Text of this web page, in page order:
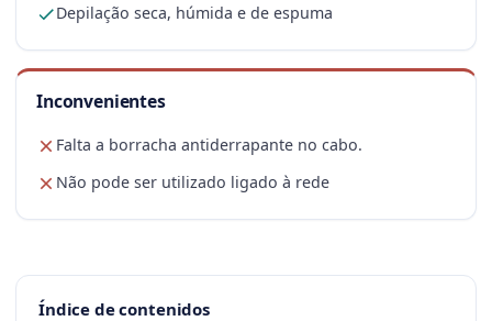
Depilação seca, húmida e de espuma
Inconvenientes
Falta a borracha antiderrapante no cabo.
Não pode ser utilizado ligado à rede
Índice de contenidos